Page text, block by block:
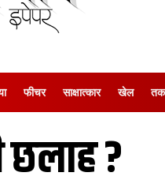
फीचर साक्षात्‍कार खेल
छलाह ?